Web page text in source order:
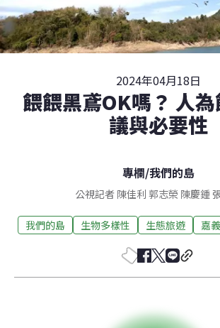
2024年04月18日
餵餵黑鳶OK嗎？ 人
議與必要性
專欄/我們的島
公視記者 陳佳利 郭志榮 陳慶鍾
我們的島 生物多樣性 生態旅遊 嘉義